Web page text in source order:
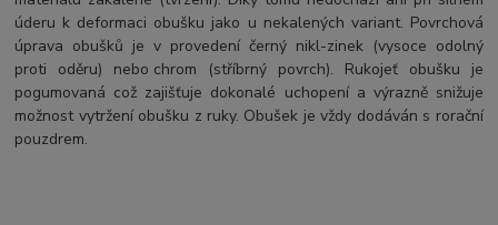
úderu k deformaci obušku jako u nekalených variant. Povrchová
úprava obušků je v provedení černý nikl-zinek (vysoce odolný
proti oděru) nebo chrom (stříbrný povrch). Rukojeť obušku je
pogumovaná což zajišťuje dokonalé uchopení a výrazně snižuje
možnost vytržení obušku z ruky. Obušek je vždy dodáván s rorační
pouzdrem.